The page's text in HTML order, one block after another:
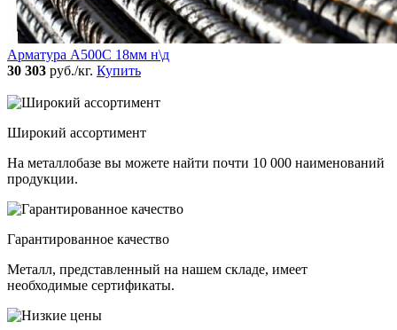
Арматура А500С 18мм н\д
30 303 руб./кг. Купить
Широкий ассортимент
На металлобазе вы можете найти почти 10 000 наименований
продукции.
Гарантированное качество
Металл, представленный на нашем складе, имеет
необходимые сертификаты.